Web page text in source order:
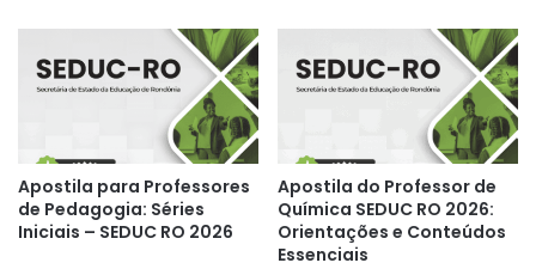
Apostila para Professores
de Pedagogia: Séries
Iniciais – SEDUC RO 2026
Apostila do Professor de
Química SEDUC RO 2026:
Orientações e Conteúdos
Essenciais